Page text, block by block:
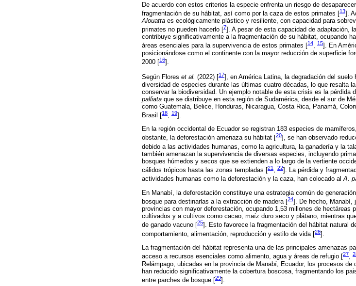
De acuerdo con estos criterios la especie enfrenta un riesgo de
fragmentación de su hábitat, así como por la caza de estos primates [13].
Alouatta es ecológicamente plástico y resiliente, con capacidad para
primates no pueden hacerlo [7]. A pesar de esta capacidad de adaptación,
contribuye significativamente a la fragmentación de su hábitat, ocupando
áreas esenciales para la supervivencia de estos primates [14, 15]. En
posicionándose como el continente con la mayor reducción de superficie
2000 [16].
Según Flores et al. (2022) [17], en América Latina, la degradación del
diversidad de especies durante las últimas cuatro décadas, lo que resalta
conservar la biodiversidad. Un ejemplo notable de esta crisis es la pérdida
palliata que se distribuye en esta región de Sudamérica, desde el sur de
como Guatemala, Belice, Honduras, Nicaragua, Costa Rica, Panamá,
Brasil [18, 19].
En la región occidental de Ecuador se registran 183 especies de
obstante, la deforestación amenaza su hábitat [20], se han observado
debido a las actividades humanas, como la agricultura, la ganadería y la
también amenazan la supervivencia de diversas especies, incluyendo
bosques húmedos y secos que se extienden a lo largo de la vertiente
cálidos trópicos hasta las zonas templadas [21 , 22]. La pérdida y
actividades humanas como la deforestación y la caza, han colocado alA.
En Manabí, la deforestación constituye una estrategia común de
bosque para destinarlas a la extracción de madera [24]. De hecho, Manabí,
provincias con mayor deforestación, ocupando 1,53 millones de hectáreas
cultivados y a cultivos como cacao, maíz duro seco y plátano, mientras
de ganado vacuno [
25 ]. Esto favorece la fragmentación del hábitat natural
comportamiento, alimentación, reproducción y estilo de vida [26].
La fragmentación del hábitat representa una de las principales amenazas
acceso a recursos esenciales como alimento, agua y áreas de refugio [
27,
Relámpago, ubicadas en la provincia de Manabí, Ecuador, los procesos
han reducido significativamente la cobertura boscosa, fragmentando los
entre parches de bosque [29].